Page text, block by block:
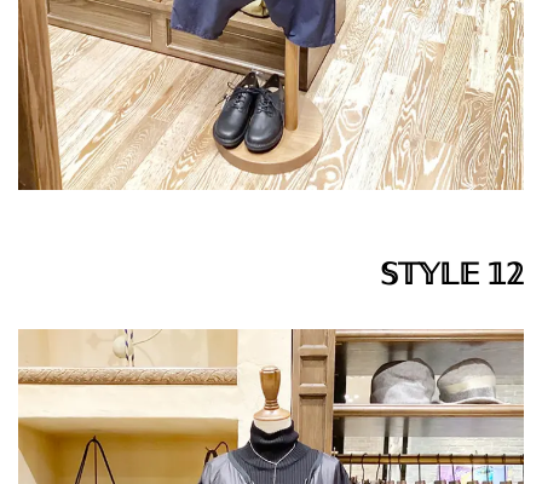
𝕊𝕋𝕐𝕃𝔼 𝟙𝟚